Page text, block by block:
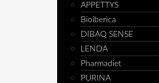
APPETTYS
Bioiberica
DIBAQ SENSE
LENDA
Pharmadiet
PURINA